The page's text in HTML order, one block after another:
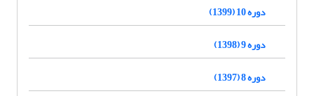
دوره 10 (1399)
دوره 9 (1398)
دوره 8 (1397)